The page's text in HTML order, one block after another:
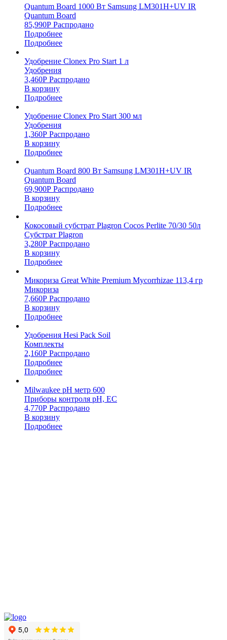
Quantum Board 1000 Вт Samsung LM301H+UV IR
Quantum Board
85,990Р Распродано
Подробнее
Подробнее
Удобрение Clonex Pro Start 1 л
Удобрения
3,460Р Распродано
В корзину
Подробнее
Удобрение Clonex Pro Start 300 мл
Удобрения
1,360Р Распродано
В корзину
Подробнее
Quantum Board 800 Вт Samsung LM301H+UV IR
Quantum Board
69,900Р Распродано
В корзину
Подробнее
Кокосовый субстрат Plagron Cocos Perlite 70/30 50л
Субстрат Plagron
3,280Р Распродано
В корзину
Подробнее
Микориза Great White Premium Mycorrhizae 113,4 гр
Микориза
7,660Р Распродано
В корзину
Подробнее
Удобрения Hesi Pack Soil
Комплекты
2,160Р Распродано
Подробнее
Подробнее
Milwaukee pH метр 600
Приборы контроля pH, EC
4,770Р Распродано
В корзину
Подробнее